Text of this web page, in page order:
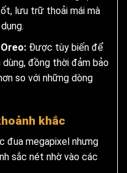
lưu trữ thoải mái mà
Được tùy biến để
đồng thời đảm bảo
so với những dòng
khắc
đua megapixel nhưng
sắc nét nhờ vào các